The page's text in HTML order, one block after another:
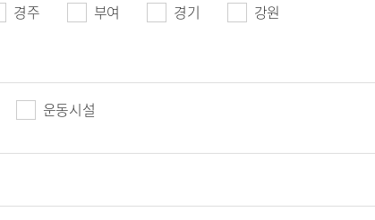
경주 부여 경기 강원
운동시설